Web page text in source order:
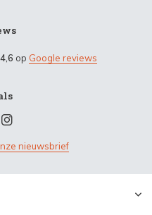
4,6 op Google reviews
nieuwsbrief